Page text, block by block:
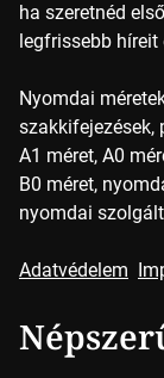
ha szeretnéd
legfrissebb
Nyomdai
szakkifejezések,
A1 méret, A0
B0 méret,
nyomdai
Adatvédelem